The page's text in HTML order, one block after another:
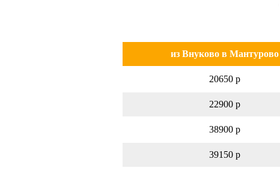
из Внуково в Мантурово
20650 р
22900 р
38900 р
39150 р